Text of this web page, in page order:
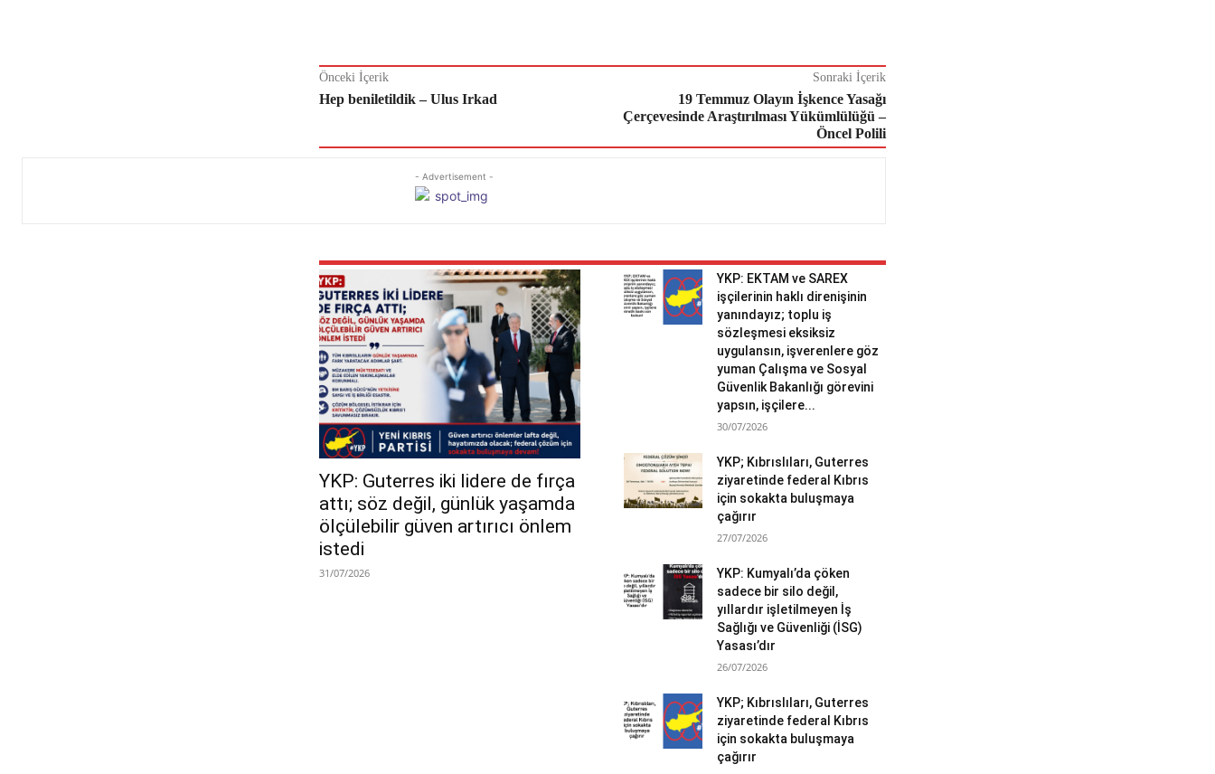
Önceki İçerik
Hep beniletildik – Ulus Irkad
Sonraki İçerik
19 Temmuz Olayın İşkence Yasağı
Çerçevesinde Araştırılması Yükümlülüğü –
Öncel Polili
- Advertisement -
YKP: Guterres iki lidere de fırça
attı; söz değil, günlük yaşamda
ölçülebilir güven artırıcı önlem
istedi
31/07/2026
YKP: EKTAM ve SAREX
işçilerinin haklı direnişinin
yanındayız; toplu iş
sözleşmesi eksiksiz
uygulansın, işverenlere göz
yuman Çalışma ve Sosyal
Güvenlik Bakanlığı görevini
yapsın, işçilere...
30/07/2026
YKP; Kıbrıslıları, Guterres
ziyaretinde federal Kıbrıs
için sokakta buluşmaya
çağırır
27/07/2026
YKP: Kumyalı’da çöken
sadece bir silo değil,
yıllardır işletilmeyen İş
Sağlığı ve Güvenliği (İSG)
Yasası’dır
26/07/2026
YKP; Kıbrıslıları, Guterres
ziyaretinde federal Kıbrıs
için sokakta buluşmaya
çağırır